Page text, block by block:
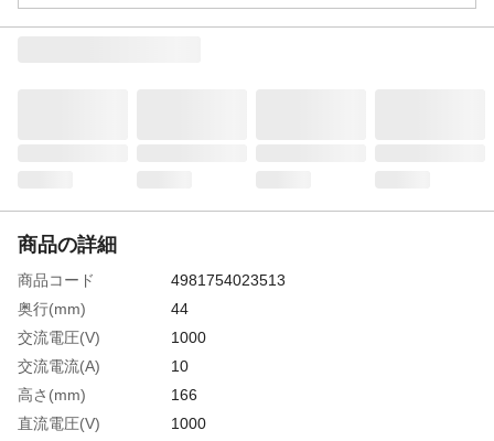
商品の詳細
商品コード
4981754023513
奥行(mm)
44
交流電圧(V)
1000
交流電流(A)
10
高さ(mm)
166
直流電圧(V)
1000